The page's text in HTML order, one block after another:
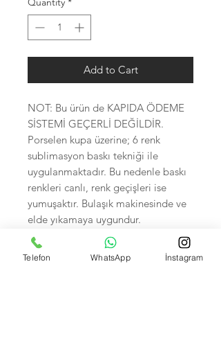
Add to Cart
NOT: Bu ürün de KAPIDA ÖDEME
SİSTEMİ GEÇERLİ DEĞİLDİR.
Porselen kupa üzerine; 6 renk
sublimasyon baskı tekniği ile
uygulanmaktadır. Bu nedenle baskı
renkleri canlı, renk geçişleri ise
yumuşaktır. Bulaşık makinesinde ve
elde yıkamaya uygundur.
Kupa Bardaklar Özel kutunsunda
hediyelik olarak kırılmayacak şekilde
Telefon WhatsApp İnstagram